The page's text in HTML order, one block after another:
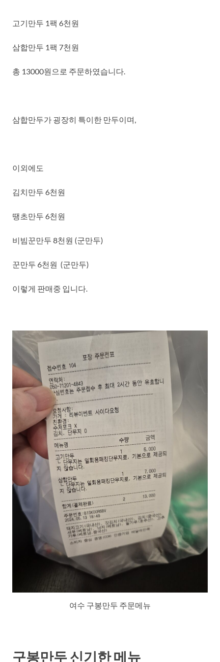
고기만두 1팩 6천원
삼합만두 1팩 7천원
총 13000원으로 주문하였습니다.
삼합만두가 굉장히 특이한 만두이며,
이외에도
김치만두 6천원
땡초만두 6천원
비빔꾼만두 8천원 (군만두)
꾼만두 6천원 (군만두)
이렇게 판매중 입니다.
여수 구봉만두 주문메뉴
구봉만두 신기한 메뉴